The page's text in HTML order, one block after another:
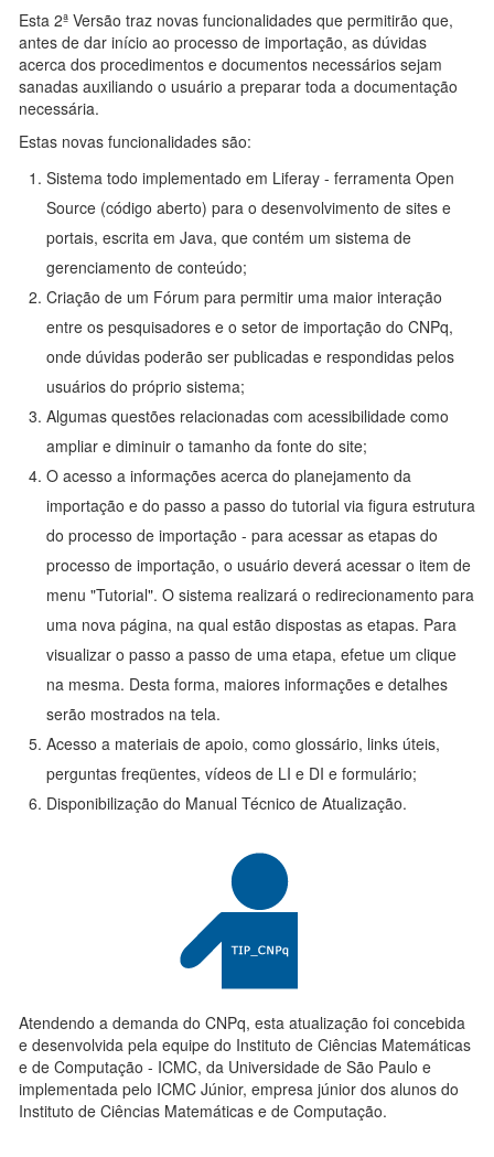
Esta 2ª Versão traz novas funcionalidades que permitirão que,
antes de dar início ao processo de importação, as dúvidas
acerca dos procedimentos e documentos necessários sejam
sanadas auxiliando o usuário a preparar toda a documentação
necessária.
Estas novas funcionalidades são:
Sistema todo implementado em Liferay - ferramenta Open
Source (código aberto) para o desenvolvimento de sites e
portais, escrita em Java, que contém um sistema de
gerenciamento de conteúdo;
Criação de um Fórum para permitir uma maior interação
entre os pesquisadores e o setor de importação do CNPq,
onde dúvidas poderão ser publicadas e respondidas pelos
usuários do próprio sistema;
Algumas questões relacionadas com acessibilidade como
ampliar e diminuir o tamanho da fonte do site;
O acesso a informações acerca do planejamento da
importação e do passo a passo do tutorial via figura estrutura
do processo de importação - para acessar as etapas do
processo de importação, o usuário deverá acessar o item de
menu "Tutorial". O sistema realizará o redirecionamento para
uma nova página, na qual estão dispostas as etapas. Para
visualizar o passo a passo de uma etapa, efetue um clique
na mesma. Desta forma, maiores informações e detalhes
serão mostrados na tela.
Acesso a materiais de apoio, como glossário, links úteis,
perguntas freqüentes, vídeos de LI e DI e formulário;
Disponibilização do Manual Técnico de Atualização.
Atendendo a demanda do CNPq, esta atualização foi concebida
e desenvolvida pela equipe do Instituto de Ciências Matemáticas
e de Computação - ICMC, da Universidade de São Paulo e
implementada pelo ICMC Júnior, empresa júnior dos alunos do
Instituto de Ciências Matemáticas e de Computação.